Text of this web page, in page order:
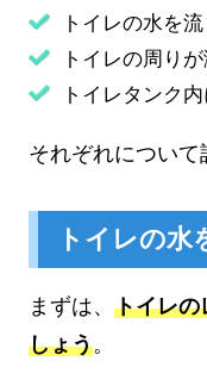
トイレの水を
トイレの周り
トイレタンク
それぞれについて
トイレの水
まずは、 トイレの
しょう。